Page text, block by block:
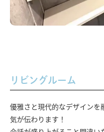
リビングルーム
優雅さと現代的なデザインを
気が伝わります！